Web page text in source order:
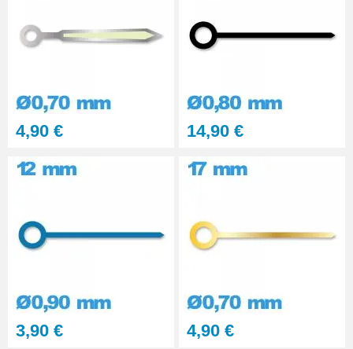
4,90 € 14,90 €
3,90 € 4,90 €